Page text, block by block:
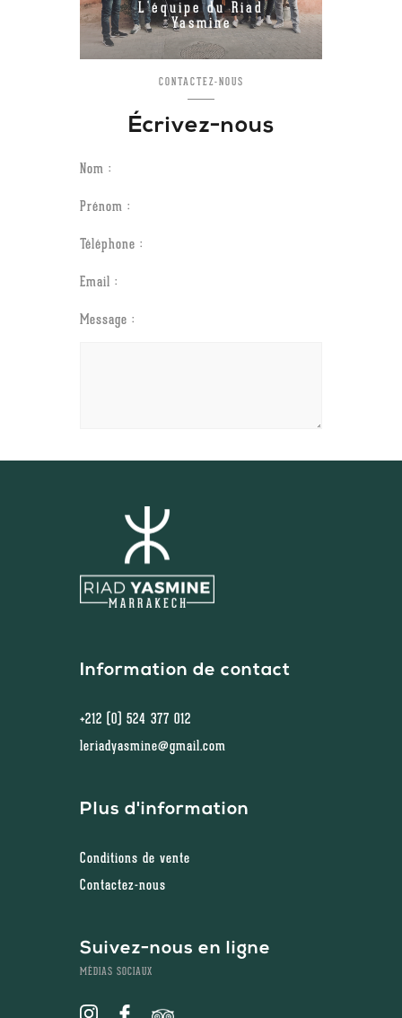
L'équipe du Riad
Yasmine
CONTACTEZ-NOUS
Écrivez-nous
Nom :
Prénom :
Téléphone :
Email :
Message :
Information de contact
+212 (0) 524 377 012
leriadyasmine@gmail.com
Plus d'information
Conditions de vente
Contactez-nous
Suivez-nous en ligne
MÉDIAS SOCIAUX